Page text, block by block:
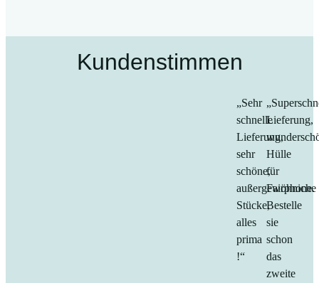
Kundenstimmen
„Sehr
schnelle
Lieferung,
sehr
schöne,
außergewöhniche
Stücke,
alles
prima
!“
Lieferung,
Hülle
für
Fairphone.
Bestelle
sie
schon
das
zweite